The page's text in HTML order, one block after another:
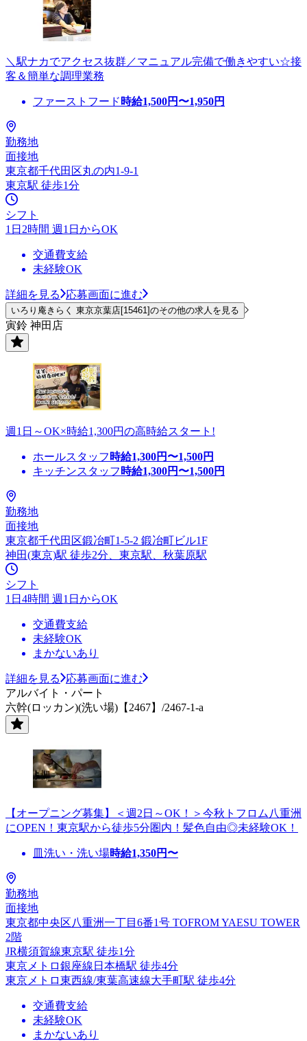
＼駅ナカでアクセス抜群／マニュアル完備で働きやすい☆接
客＆簡単な調理業務
ファーストフード 時給1,500円〜1,950円
勤務地
面接地
東京都千代田区丸の内1-9-1
東京駅 徒歩1分
シフト
1日2時間 週1日からOK
交通費支給
未経験OK
詳細を見る 応募画面に進む
いろり庵きらく 東京京葉店[15461]のその他の求人を見る
寅鈴 神田店
週1日～OK×時給1,300円の高時給スタート!
ホールスタッフ 時給1,300円〜1,500円
キッチンスタッフ 時給1,300円〜1,500円
勤務地
面接地
東京都千代田区鍛冶町1-5-2 鍛冶町ビル1F
神田(東京)駅 徒歩2分、東京駅、秋葉原駅
シフト
1日4時間 週1日からOK
交通費支給
未経験OK
まかないあり
詳細を見る
応募画面に進む
アルバイト・パート
六幹(ロッカン)(洗い場)【2467】/2467-1-a
【オープニング募集】＜週2日～OK！＞今秋トフロム八重洲
にOPEN！東京駅から徒歩5分圏内！髪色自由◎未経験OK！
皿洗い・洗い場時給1,350円〜
勤務地
面接地
東京都中央区八重洲一丁目6番1号 TOFROM YAESU TOWER
2階
JR横須賀線東京駅 徒歩1分
東京メトロ銀座線日本橋駅 徒歩4分
東京メトロ東西線/東葉高速線大手町駅 徒歩4分
交通費支給
未経験OK
まかないあり